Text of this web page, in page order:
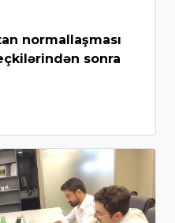
normallaşması
sonra